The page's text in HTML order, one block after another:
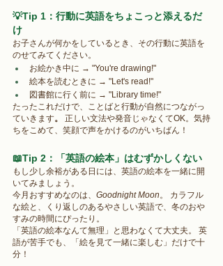
💡Tip 1：行動に英語をちょこっと添えるだ
け
お子さんが何かをしているとき、その行動に英語を
のせてみてください。
お絵かき中に → "You're drawing!"
絵本を読むときに → "Let's read!"
図書館に行く前に → "Library time!"
たったこれだけで、ことばと行動が自然につながっ
ていきます。
正しい文法や発音じゃなくてOK。気持
ちをこめて、笑顔で声をかけるのがいちばん！
📖Tip 2：「英語の絵本」はむずかしくない
もし少し余裕がある日には、英語の絵本を一緒に開
いてみましょう。
今月おすすめなのは、 Goodnight Moon。 カラフル
な絵と、くり返しのあるやさしい英語で、冬のおや
すみの時間にぴったり。
「英語の絵本なんて無理」と思わなくて大丈夫。 英
語が苦手でも、「絵を見て一緒に楽しむ」だけで十
分！